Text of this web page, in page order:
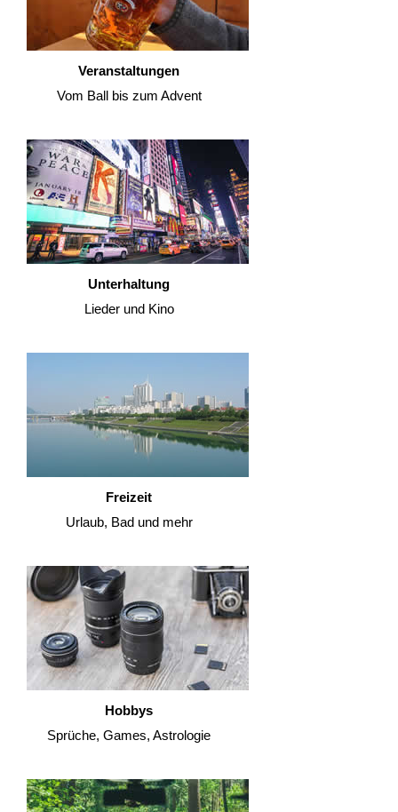
Veranstaltungen
Vom Ball bis zum Advent
Unterhaltung
Lieder und Kino
Freizeit
Urlaub, Bad und mehr
Hobbys
Sprüche, Games, Astrologie